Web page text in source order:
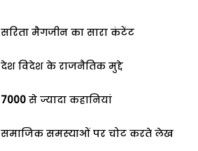
सरिता मैगजीन का सारा कंटेंट
देश विदेश के राजनैतिक मुद्दे
7000 से ज्यादा कहानियां
समाजिक समस्याओं पर चोट करते लेख